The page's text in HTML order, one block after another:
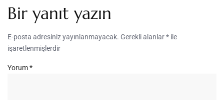
Bir yanıt yazın
E-posta adresiniz yayınlanmayacak. Gerekli alanlar* ile
işaretlenmişlerdir
Yorum*